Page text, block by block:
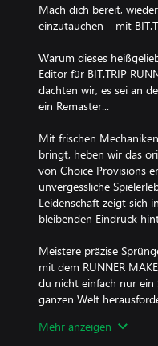
Mach dich bereit,
einzutauchen – mit
Warum dieses
Editor für BIT.TRIP
dachten wir, es sei an
ein Remaster...
Mit frischen
bringt, heben wir das
von Choice Provisions
unvergessliche
Leidenschaft zeigt sich
bleibenden Eindruck
Meistere präzise
mit dem RUNNER
du nicht einfach nur ein
ganzen Welt
Suche nach einem
Mehr anzeigen